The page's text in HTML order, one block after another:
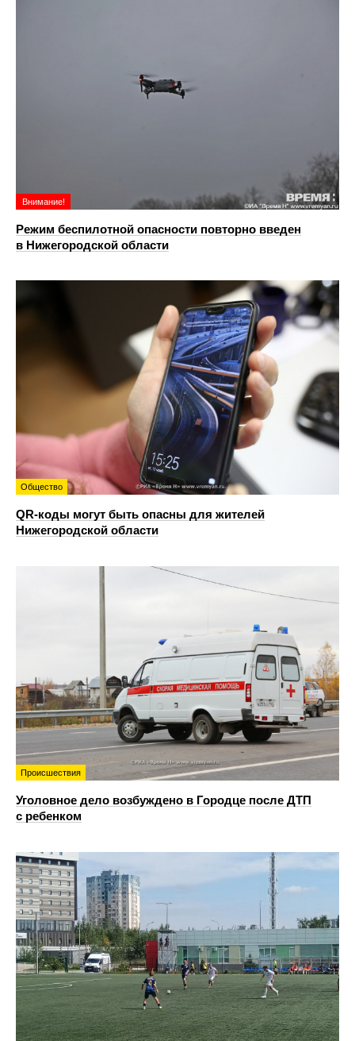
Внимание!
Режим беспилотной опасности повторно введен
в Нижегородской области
Общество
QR-коды могут быть опасны для жителей
Нижегородской области
Происшествия
Уголовное дело возбуждено в Городце после ДТП
с ребенком